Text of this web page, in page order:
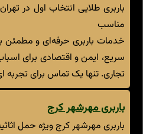
مناسب
خدمات باربری حرفه‌ای و
سریع، ایمن و اقتصادی برای
تجاری. تنها یک تماس برای
باربری مهرشهر کرج
باربری مهرشهر کرج ویژه حمل